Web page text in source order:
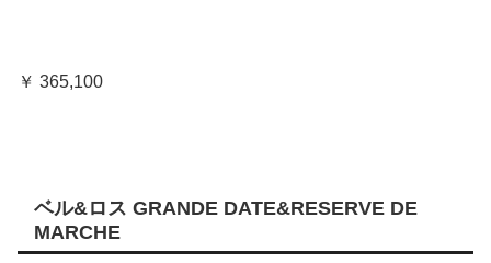
￥ 365,100
ベル&ロス GRANDE DATE&RESERVE DE
MARCHE